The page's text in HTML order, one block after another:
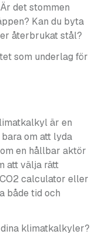
det stommen
Kan du byta
återbrukat stål?
som underlag för
är en
om att lyda
en hållbar aktör
att välja rätt
calculator eller
både tid och
klimatkalkyler?